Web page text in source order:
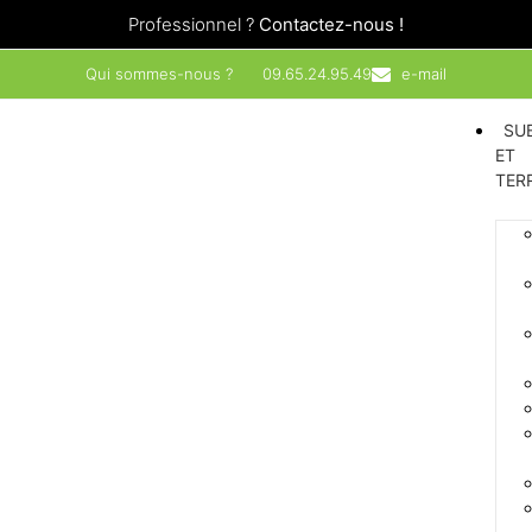
Professionnel ? Contactez-nous !
Qui sommes-nous ? 09.65.24.95.49 e-mail
ET